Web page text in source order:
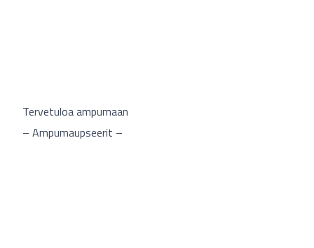
Tervetuloa ampumaan
– Ampumaupseerit –